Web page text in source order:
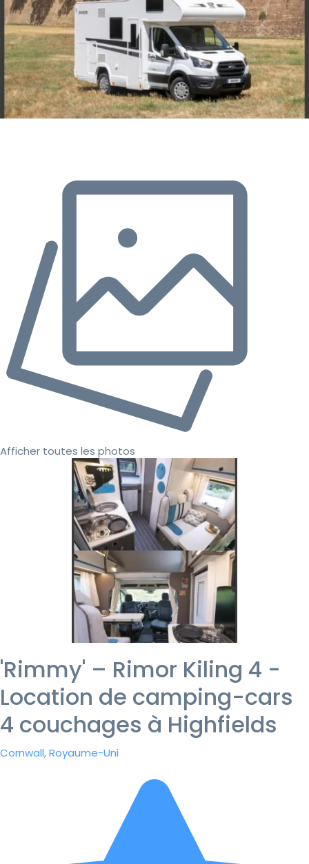
Afficher toutes les photos
'Rimmy' – Rimor Kiling 4 -
Location de camping-cars
4 couchages à Highfields
Cornwall, Royaume-Uni